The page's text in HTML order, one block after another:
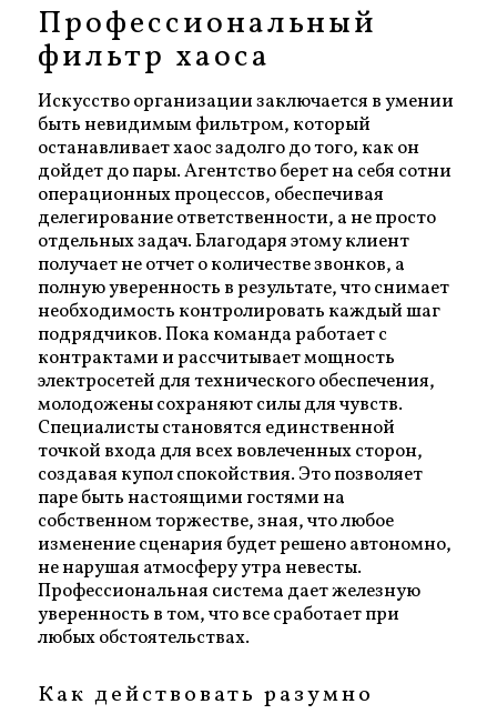
Профессиональный
фильтр хаоса
Искусство организации заключается в умении
быть невидимым фильтром, который
останавливает хаос задолго до того, как он
дойдет до пары. Агентство берет на себя сотни
операционных процессов, обеспечивая
делегирование ответственности, а не просто
отдельных задач. Благодаря этому клиент
получает не отчет о количестве звонков, а
полную уверенность в результате, что снимает
необходимость контролировать каждый шаг
подрядчиков. Пока команда работает с
контрактами и рассчитывает мощность
электросетей для технического обеспечения,
молодожены сохраняют силы для чувств.
Специалисты становятся единственной
точкой входа для всех вовлеченных сторон,
создавая купол спокойствия. Это позволяет
паре быть настоящими гостями на
собственном торжестве, зная, что любое
изменение сценария будет решено автономно,
не нарушая атмосферу утра невесты.
Профессиональная система дает железную
уверенность в том, что все сработает при
любых обстоятельствах.
Как действовать разумно